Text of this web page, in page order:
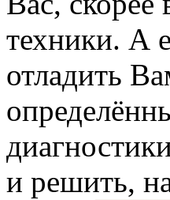
техники. А
отладить
и решить,